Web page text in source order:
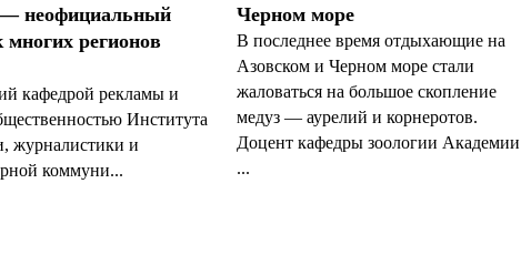
— неофициальный
многих регионов
кафедрой рекламы и
Института
журналистики и
коммуни...
Черном море
В последнее время отдыхающие на
Азовском и Черном море стали
жаловаться на большое скопление
медуз — аурелий и корнеротов.
Доцент кафедры зоологии Академии
...